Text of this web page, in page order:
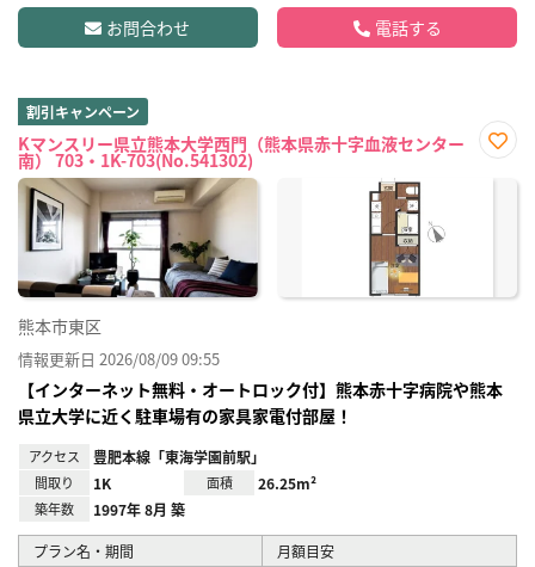
お問合わせ 電話する
割引キャンペーン
Kマンスリー県立熊本大学西門（熊本県赤十字血液センター
南） 703・1K-703(No.541302)
に入
熊本市東区
情報更新日 2026/08/09 09:55
【インターネット無料・オートロック付】熊本赤十字病院や熊本
県立大学に近く駐車場有の家具家電付部屋！
アクセス 豊肥本線「東海学園前駅」
間取り 1K 面積 26.25m²
築年数 1997年 8月 築
プラン名・期間 月額目安